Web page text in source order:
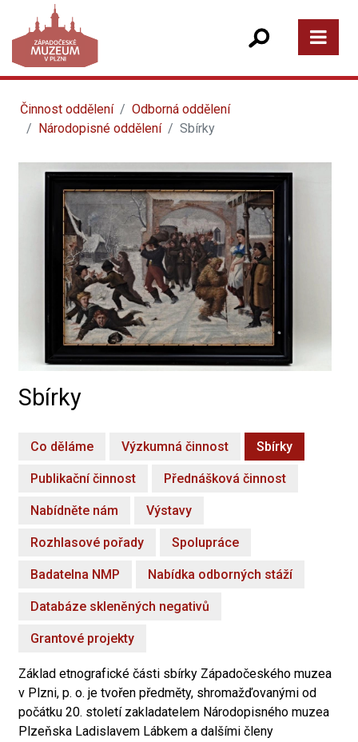
Činnost oddělení
Odborná oddělení
Národopisné oddělení
Sbírky
Sbírky
Co děláme Výzkumná činnost Sbírky
Publikační činnost Přednášková činnost
Nabídněte nám Výstavy
Rozhlasové pořady Spolupráce
Badatelna NMP Nabídka odborných stáží
Databáze skleněných negativů
Grantové projekty
Základ etnografické části sbírky Západočeského muzea
v Plzni, p. o. je tvořen předměty, shromažďovanými od
počátku 20. století zakladatelem Národopisného muzea
Plzeňska Ladislavem Lábkem a dalšími členy